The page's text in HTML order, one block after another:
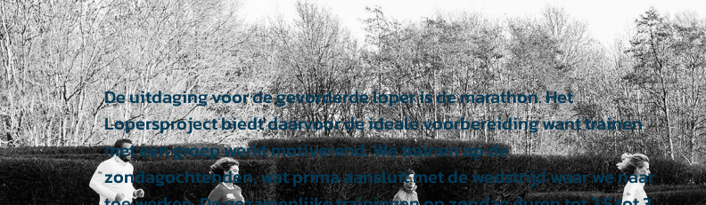
De uitdaging voor de gevorderde loper is de marathon. Het
Lopersproject biedt daarvoor de ideale voorbereiding want trainen
met een groep werkt motiverend. We trainen op de
zondagochtenden, wat prima aansluit met de wedstrijd waar we naar